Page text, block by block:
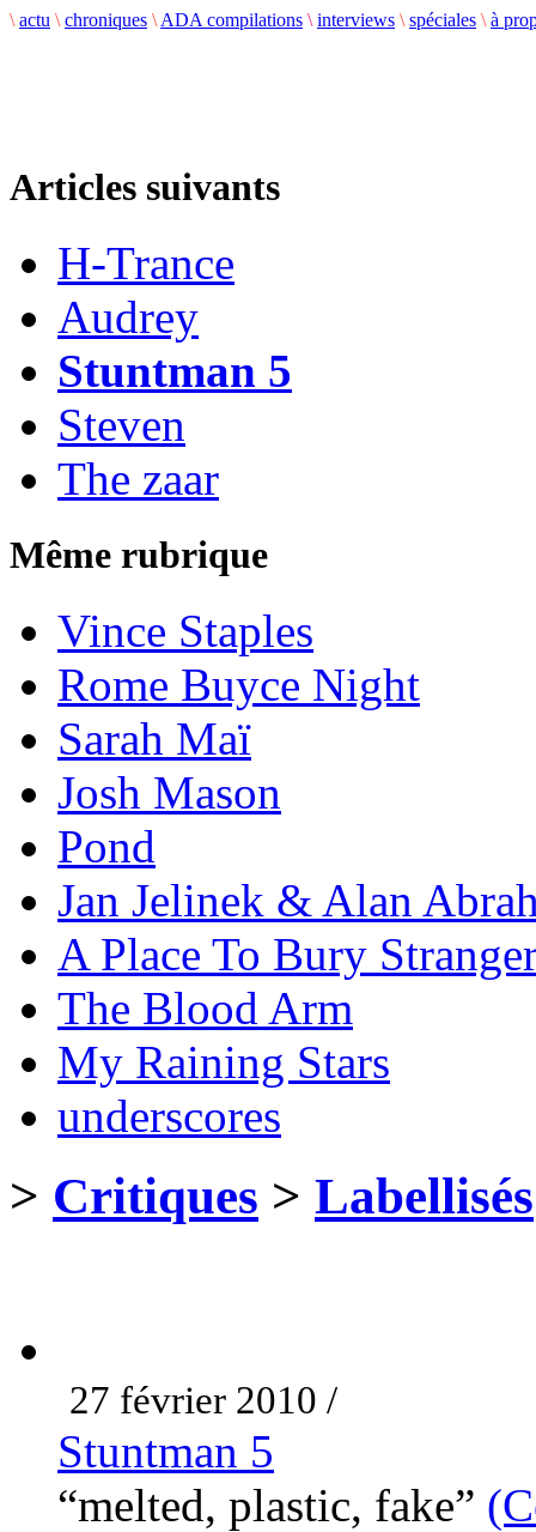
\ actu \ chroniques \ ADA compilations \ interviews \ spéciales \ à
Articles suivants
H-Trance
Audrey
Stuntman 5
Steven
The zaar
Même rubrique
Vince Staples
Rome Buyce Night
Sarah Maï
Josh Mason
Pond
Jan Jelinek & Alan
A Place To Bury
The Blood Arm
My Raining Stars
underscores
> Critiques > Labellisés
27 février 2010 /
Stuntman 5
“melted, plastic, fake”